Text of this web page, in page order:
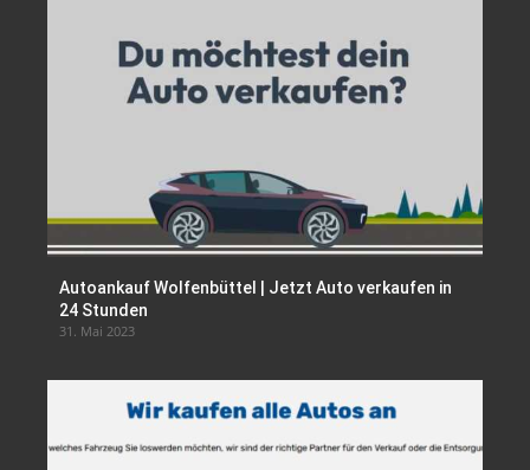
Autoankauf Wolfenbüttel | Jetzt Auto verkaufen in
24 Stunden
31. Mai 2023